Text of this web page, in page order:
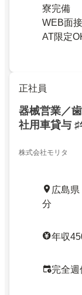
寮完備
WEB面
AT限定
正社員
器械営業／
社用車貸与
株式会社モリタ
広島
分
年収
完全